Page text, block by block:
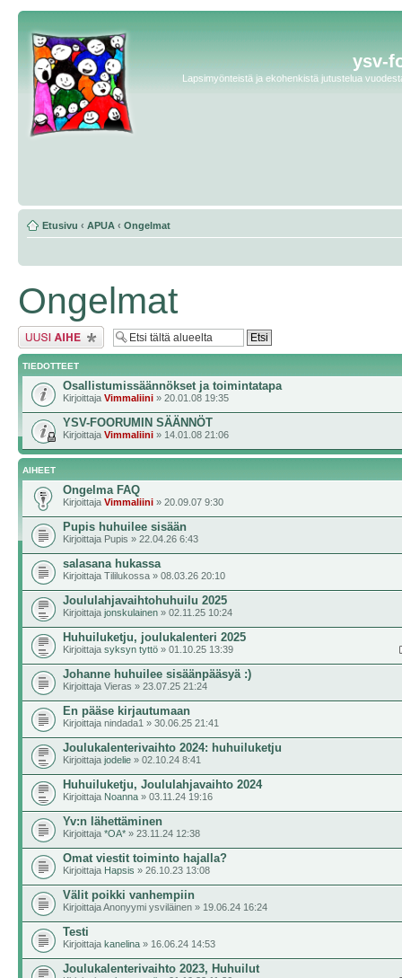
ysv-
Lapsimyönteistä ja ekohenkistä jutustelua
Etusivu ‹ APUA ‹ Ongelmat
Ongelmat
Lähetä uusi viesti
TIEDOTTEET
Osallistumissäännökset ja toimintatapa
Kirjoittaja Vimmaliini » 20.01.08 19:35
YSV-FOORUMIN SÄÄNNÖT
Kirjoittaja Vimmaliini » 14.01.08 21:06
AIHEET
Ongelma FAQ
Kirjoittaja Vimmaliini » 20.09.07 9:30
Pupis huhuilee sisään
Kirjoittaja Pupis » 22.04.26 6:43
salasana hukassa
Kirjoittaja Tililukossa » 08.03.26 20:10
Joululahjavaihtohuhuilu 2025
Kirjoittaja jonskulainen » 02.11.25 10:24
Huhuiluketju, joulukalenteri 2025
Kirjoittaja syksyn tyttö » 01.10.25 13:39
Johanne huhuilee sisäänpääsyä :)
Kirjoittaja Vieras » 23.07.25 21:24
En pääse kirjautumaan
Kirjoittaja nindada1 » 30.06.25 21:41
Joulukalenterivaihto 2024: huhuiluketju
Kirjoittaja jodelie » 02.10.24 8:41
Huhuiluketju, Joululahjavaihto 2024
Kirjoittaja Noanna » 03.11.24 19:16
Yv:n lähettäminen
Kirjoittaja *OA* » 23.11.24 12:38
Omat viestit toiminto hajalla?
Kirjoittaja Hapsis » 26.10.23 13:08
Välit poikki vanhempiin
Kirjoittaja Anonyymi ysviläinen » 19.06.24 16:24
Testi
Kirjoittaja kanelina » 16.06.24 14:53
Joulukalenterivaihto 2023, Huhuilut